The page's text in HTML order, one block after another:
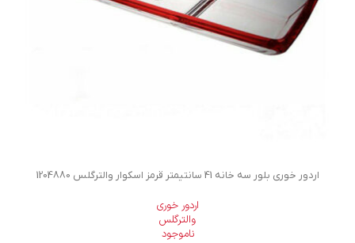
اردور خوری بلور سه خانه 41 سانتیمتر قرمز اسکوار والترگلس 1204880
اردور خوری
والترگلس
ناموجود